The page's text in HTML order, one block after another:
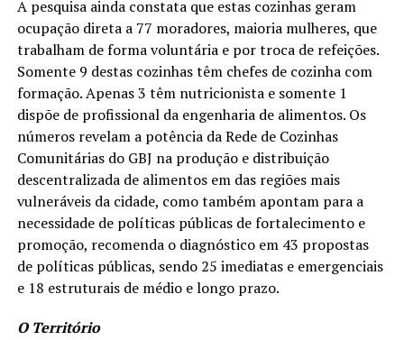
A pesquisa ainda constata que estas cozinhas geram
ocupação direta a 77 moradores, maioria mulheres, que
trabalham de forma voluntária e por troca de refeições.
Somente 9 destas cozinhas têm chefes de cozinha com
formação. Apenas 3 têm nutricionista e somente 1
dispõe de profissional da engenharia de alimentos. Os
números revelam a potência da Rede de Cozinhas
Comunitárias do GBJ na produção e distribuição
descentralizada de alimentos em das regiões mais
vulneráveis da cidade, como também apontam para a
necessidade de políticas públicas de fortalecimento e
promoção, recomenda o diagnóstico em 43 propostas
de políticas públicas, sendo 25 imediatas e emergenciais
e 18 estruturais de médio e longo prazo.
O Território